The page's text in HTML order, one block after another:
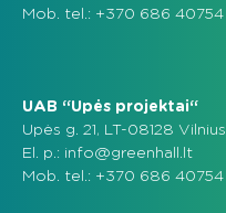
Mob. tel.: +370 686 40754
UAB “Upės projektai“
Upės g. 21, LT-08128 Vilnius
El. p.: info@greenhall.lt
Mob. tel.: +370 686 40754